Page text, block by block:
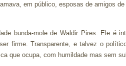
em público, esposas de amigos
bunda-mole de Waldir Pires. Ele é
firme. Transparente, e talvez o
que ocupa, com humildade mas sem